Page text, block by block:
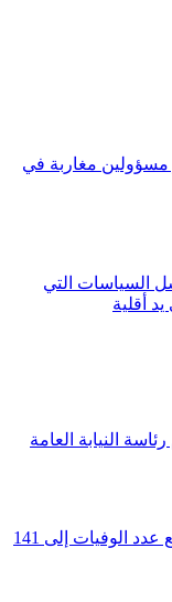
مغاربة في
السياسات التي
أقلية
النيابة العامة
“أحداث سبتة ومليلية”.. تقديرات حقوقية ترفع عدد الوفيات إلى 141